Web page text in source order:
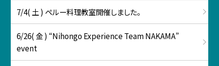
7/4( 土 ) ペルー料理教室開催しました。
6/26( 金 ) “Nihongo Experience Team NAKAMA”
event